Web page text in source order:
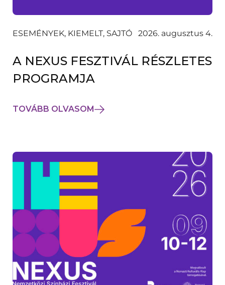
ESEMÉNYEK, KIEMELT, SAJTÓ 2026. augusztus 4.
A NEXUS FESZTIVÁL RÉSZLETES
PROGRAMJA
TOVÁBB OLVASOM